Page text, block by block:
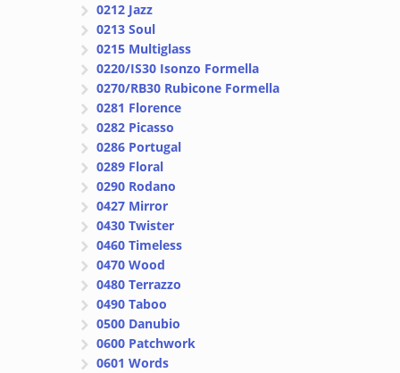
0212 Jazz
0213 Soul
0215 Multiglass
0220/IS30 Isonzo Formella
0270/RB30 Rubicone Formella
0281 Florence
0282 Picasso
0286 Portugal
0289 Floral
0290 Rodano
0427 Mirror
0430 Twister
0460 Timeless
0470 Wood
0480 Terrazzo
0490 Taboo
0500 Danubio
0600 Patchwork
0601 Words